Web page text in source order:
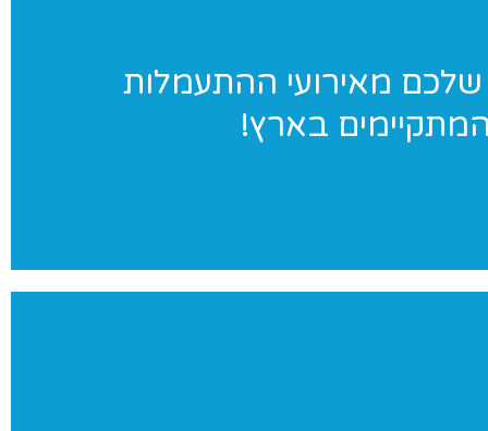
שלכם מאירועי ההתעמלות
המתקיימים בארץ!
ג׳ימאניה בתמונות
אירועי התעמלות בארץ. לחצו לאתר הגלריות שלנו